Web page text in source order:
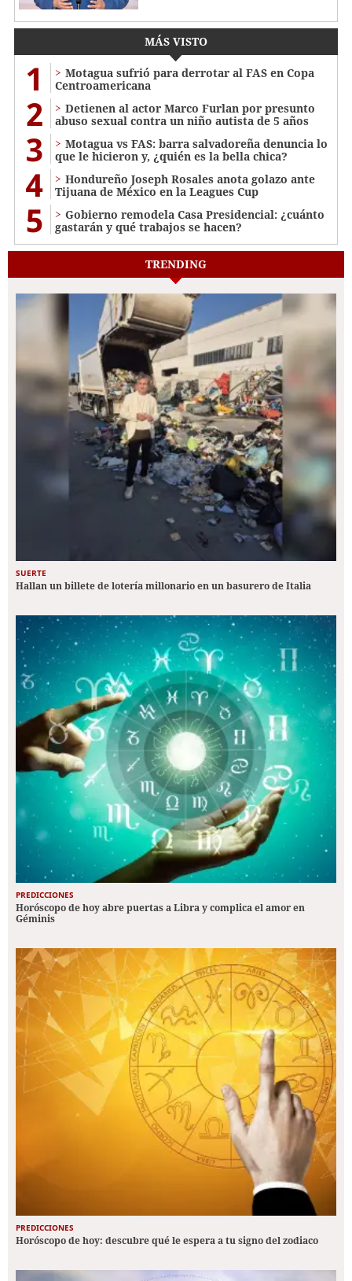
MÁS VISTO
1
Motagua sufrió para derrotar al FAS en Copa
Centroamericana
2
Detienen al actor Marco Furlan por presunto
abuso sexual contra un niño autista de 5 años
3
Motagua vs FAS: barra salvadoreña denuncia lo
que le hicieron y, ¿quién es la bella chica?
4
Hondureño Joseph Rosales anota golazo ante
Tijuana de México en la Leagues Cup
5
Gobierno remodela Casa Presidencial: ¿cuánto
gastarán y qué trabajos se hacen?
TRENDING
SUERTE
Hallan un billete de lotería millonario en un basurero de Italia
PREDICCIONES
Horóscopo de hoy abre puertas a Libra y complica el amor en
Géminis
PREDICCIONES
Horóscopo de hoy: descubre qué le espera a tu signo del zodiaco